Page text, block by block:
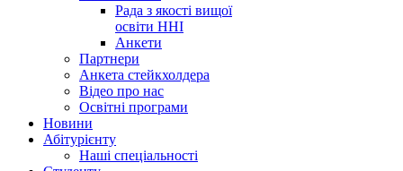
Рада з якості вищої
освіти ННІ
Анкети
Партнери
Анкета стейкхолдера
Відео про нас
Освітні програми
Hовини
Абітурієнту
Наші спеціальності